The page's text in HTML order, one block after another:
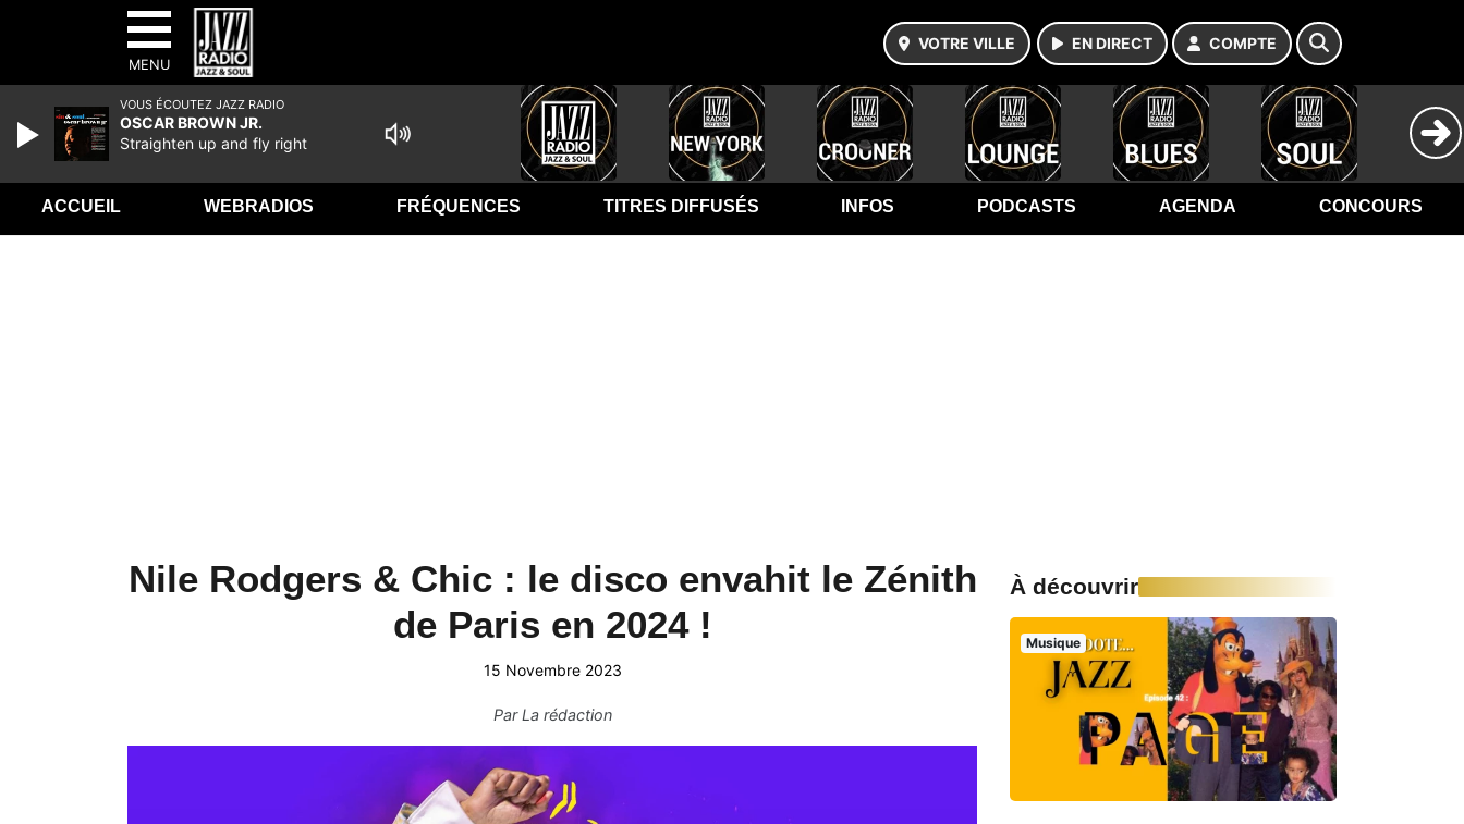
MENU
VOTRE VILLE EN DIRECT COMPTE
ACCUEIL WEBRADIOS FRÉQUENCES TITRES DIFFUSÉS INFOS PODCASTS AGENDA CONCOURS
Nile Rodgers & Chic : le disco envahit le Zénith
de Paris en 2024 !
15 Novembre 2023
ParLa rédaction
À découvrir
Musique
VOUS ÉCOUTEZ JAZZ RADIO
OSCAR BROWN JR.
Straighten up and fly right